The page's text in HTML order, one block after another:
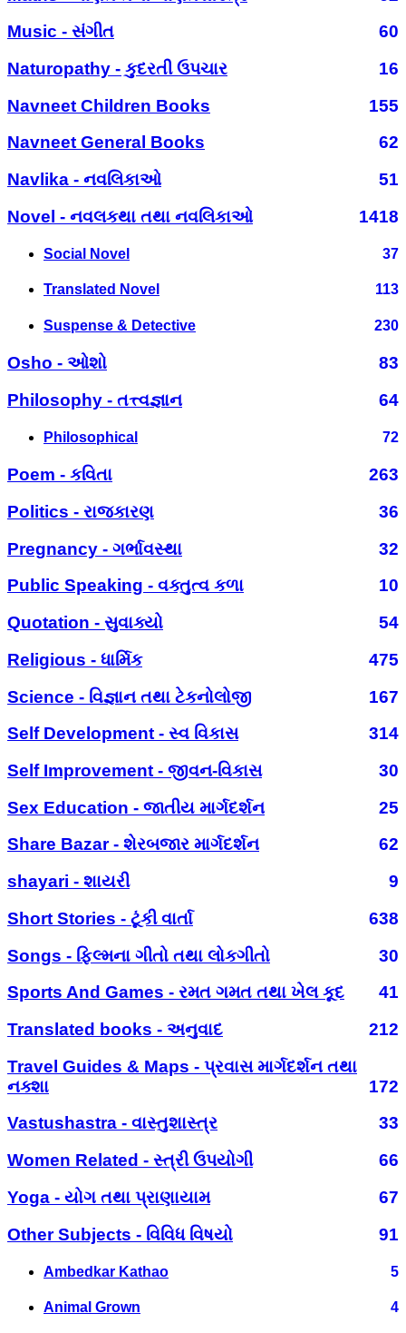
Music - સંગીત
60
Naturopathy - કુદરતી ઉપચાર
16
Navneet Children Books
155
Navneet General Books
62
Navlika - નવલિકાઓ
51
Novel - નવલકથા તથા નવલિકાઓ
1418
Social Novel 37
Translated Novel 113
Suspense & Detective 230
Osho - ઓશો
83
Philosophy - તત્ત્વજ્ઞાન
64
Philosophical 72
Poem - કવિતા
263
Politics - રાજકારણ
36
Pregnancy - ગર્ભાવસ્થા
32
Public Speaking - વક્તુત્વ કળા
10
Quotation - સુવાક્યો
54
Religious - ધાર્મિક
475
Science - વિજ્ઞાન તથા ટેકનોલોજી
167
Self Development - સ્વ વિકાસ
314
Self Improvement - જીવન-વિકાસ
30
Sex Education - જાતીય માર્ગદર્શન
25
Share Bazar - શેરબજાર માર્ગદર્શન
62
shayari - શાયરી
9
Short Stories - ટૂંકી વાર્તા
638
Songs - ફિલ્મના ગીતો તથા લોકગીતો
30
Sports And Games - રમત ગમત તથા ખેલ કૂદ
41
Translated books - અનુવાદ
212
Travel Guides & Maps - પ્રવાસ માર્ગદર્શન તથા
નક્શા
172
Vastushastra - વાસ્તુશાસ્ત્ર
33
Women Related - સ્ત્રી ઉપયોગી
66
Yoga - યોગ તથા પ્રાણાયામ
67
Other Subjects - વિવિધ વિષયો
91
Ambedkar Kathao 5
Animal Grown 4